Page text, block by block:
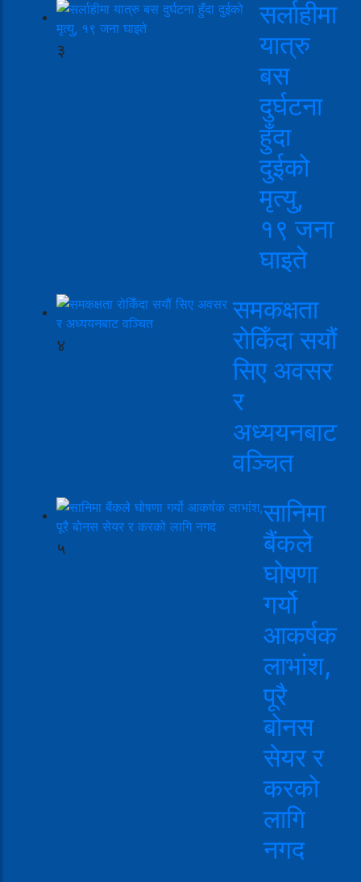
३
सर्लाहीमा
यात्रु
बस
दुर्घटना
हुँदा
दुईको
मृत्यु,
१९ जना
घाइते
४
समकक्षता
रोकिँदा सयौं
सिए अवसर
र
अध्ययनबाट
वञ्चित
५
सानिमा
बैंकले
घोषणा
गर्यो
आकर्षक
लाभांश,
पूरै
बोनस
सेयर र
करको
लागि
नगद